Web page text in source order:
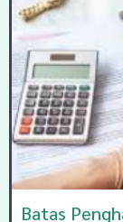
Batas